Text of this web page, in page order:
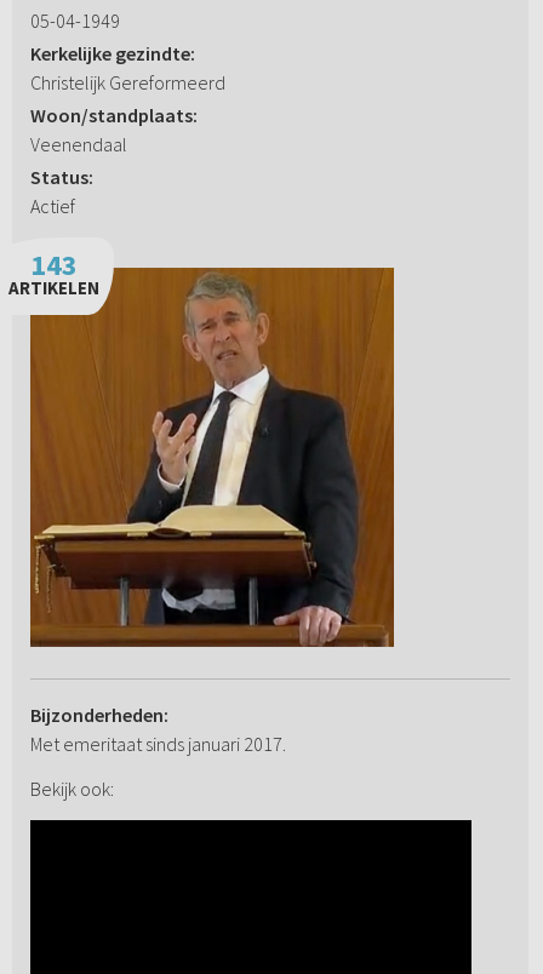
05-04-1949
Kerkelijke gezindte:
Christelijk Gereformeerd
Woon/standplaats:
Veenendaal
Status:
Actief
143
ARTIKELEN
Bijzonderheden:
Met emeritaat sinds januari 2017.
Bekijk ook: